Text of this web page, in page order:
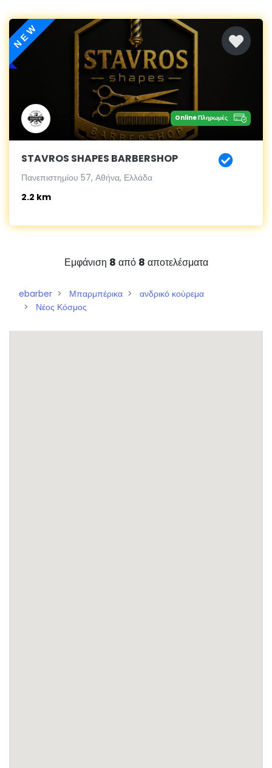
NEW
Online Πληρωμές
STAVROS SHAPES BARBERSHOP
Πανεπιστημίου 57, Αθήνα, Ελλάδα
2.2 km
Εμφάνιση 8 από 8 αποτελέσματα
ebarber Μπαρμπέρικα
ανδρικό κούρεμα
Νέος Κόσμος